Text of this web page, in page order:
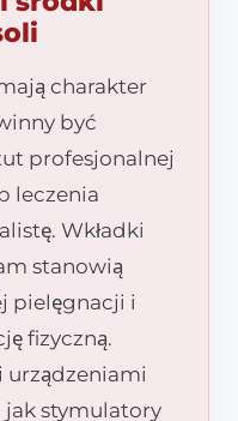
charakter
być
profesjonalnej
leczenia
Wkładki
stanowią
pielęgnacji i
fizyczną.
urządzeniami
stymulatory